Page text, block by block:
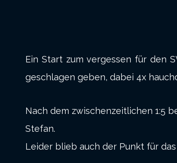
Ein Start zum vergessen für den
geschlagen geben, dabei 4x
Nach dem zwischenzeitlichen 1:5
Stefan.
Leider blieb auch der Punkt für